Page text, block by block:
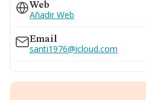
Web
Añadir Web
Email
santi1976@icloud.com